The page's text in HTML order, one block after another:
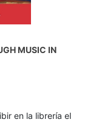
MUSIC IN
en la librería el